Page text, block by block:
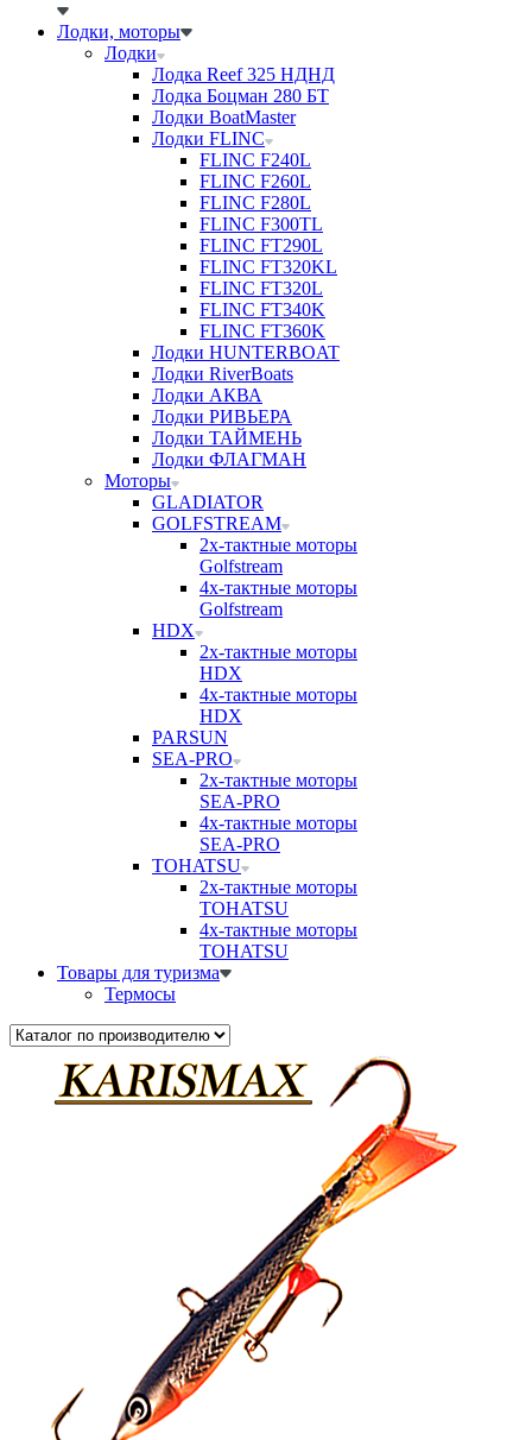
Лодки, моторы
Лодки
Лодка Reef 325 НДНД
Лодка Боцман 280 БТ
Лодки BoatMaster
Лодки FLINC
FLINC F240L
FLINC F260L
FLINC F280L
FLINC F300TL
FLINC FT290L
FLINC FT320KL
FLINC FT320L
FLINC FT340K
FLINC FT360K
Лодки HUNTERBOAT
Лодки RiverBoats
Лодки АКВА
Лодки РИВЬЕРА
Лодки ТАЙМЕНЬ
Лодки ФЛАГМАН
Моторы
GLADIATOR
GOLFSTREAM
2х-тактные моторы
Golfstream
4х-тактные моторы
Golfstream
HDX
2х-тактные моторы
HDX
4х-тактные моторы
HDX
PARSUN
SEA-PRO
2х-тактные моторы
SEA-PRO
4х-тактные моторы
SEA-PRO
TOHATSU
2х-тактные моторы
TOHATSU
4х-тактные моторы
TOHATSU
Товары для туризма
Термосы